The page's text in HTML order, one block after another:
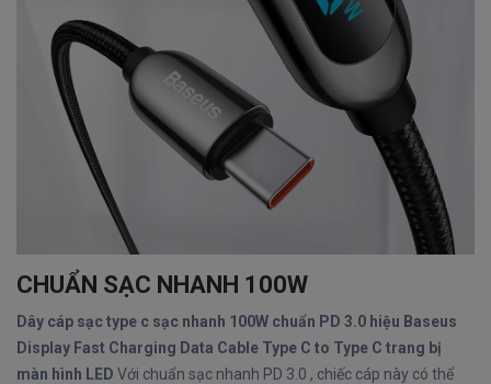
CHUẨN SẠC NHANH 100W
Dây cáp sạc type c sạc nhanh 100W chuẩn PD 3.0 hiệu Baseus
Display Fast Charging Data Cable Type C to Type C trang bị
màn hình LED Với chuẩn sạc nhanh PD 3.0 , chiếc cáp này có thể